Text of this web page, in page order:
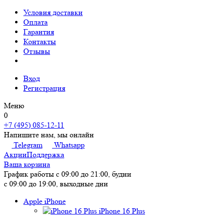
Условия доставки
Оплата
Гарантия
Контакты
Отзывы
Вход
Регистрация
Меню
0
+7 (495) 085-12-11
Напишите нам, мы онлайн
Telegram
Whatsapp
АкцииПоддержка
Ваша корзина
График работы с 09:00 до 21:00, будни
с 09:00 до 19:00, выходные дни
Apple iPhone
iPhone 16 Plus